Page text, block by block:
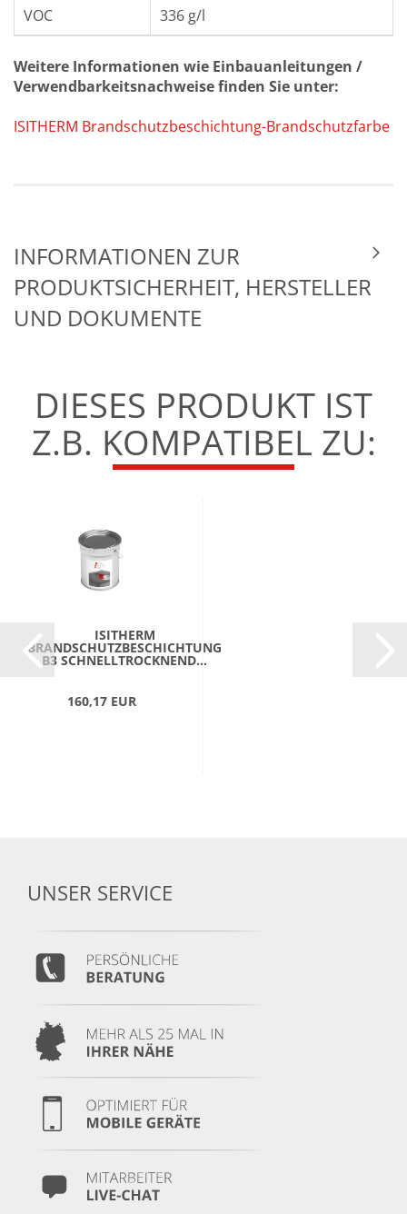
VOC 336 g/l
Weitere Informationen wie Einbauanleitungen /
Verwendbarkeitsnachweise finden Sie unter:
ISITHERM Brandschutzbeschichtung-Brandschutzfarbe
INFORMATIONEN ZUR
PRODUKTSICHERHEIT, HERSTELLER
UND DOKUMENTE
DIESES PRODUKT IST
Z.B. KOMPATIBEL ZU:
ISITHERM
BRANDSCHUTZBESCHICHTUNG
B3 SCHNELLTROCKNEND...
160,17 EUR
UNSER SERVICE